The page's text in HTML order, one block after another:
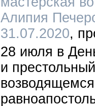
Алипия
31.07.2020
28 июля в
и